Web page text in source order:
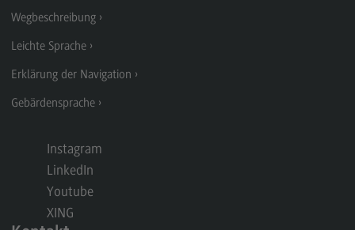
Digital Business Management
Modulangebot
Berufsperspektiven
Kontakt
Digitalisierung in der Sozialen Arbeit
Modulangebot
Berufsperspektiven
Wegbeschreibung
Leichte Sprache
Erklärung der Navigation
Gebärdensprache
Instagram
LinkedIn
Youtube
XING